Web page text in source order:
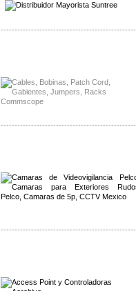
-------------------------------------------------
-------------------------------------------------
-------------------------------------------------